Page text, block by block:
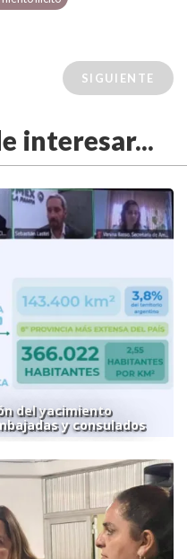
SIGUIENTE
interesar...
del yacimiento
y consulados